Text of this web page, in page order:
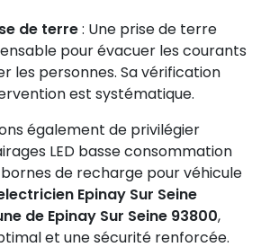
de terre: Une prise de terre
pour évacuer les courants
les personnes. Sa vérification
est systématique.
également de privilégier
LED basse consommation
de recharge pour véhicule
Epinay Sur Seine
de Epinay Sur Seine 93800,
et une sécurité renforcée.